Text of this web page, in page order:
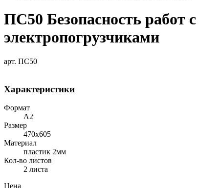
ПС50 Безопасность работ с
электропогрузчиками
арт. ПС50
Характеристики
Формат
A2
Размер
470х605
Материал
пластик 2мм
Кол-во листов
2 листа
Цена